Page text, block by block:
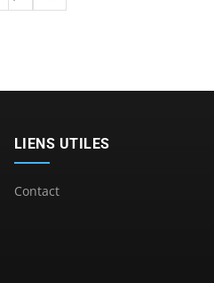
LIENS UTILES
Contact